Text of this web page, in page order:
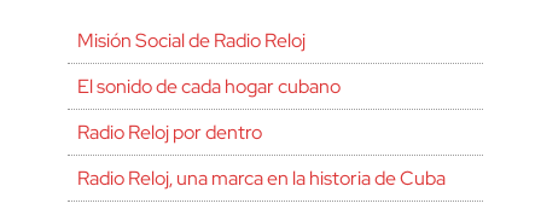
Misión Social de Radio Reloj
El sonido de cada hogar cubano
Radio Reloj por dentro
Radio Reloj, una marca en la historia de Cuba